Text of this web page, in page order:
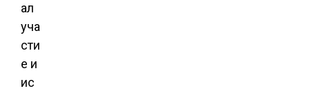
ал
уча
сти
е и
ис